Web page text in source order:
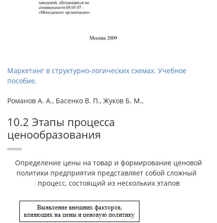
Маркетинг в структурно-логических схемах. Учебное
пособие.
Романов А. А., Басенко В. П., Жуков Б. М.,
10.2 Этапы процесса
ценообразования
Определение цены на товар и формирование ценовой
политики предприятия представляет собой сложный
процесс, состоящий из нескольких этапов